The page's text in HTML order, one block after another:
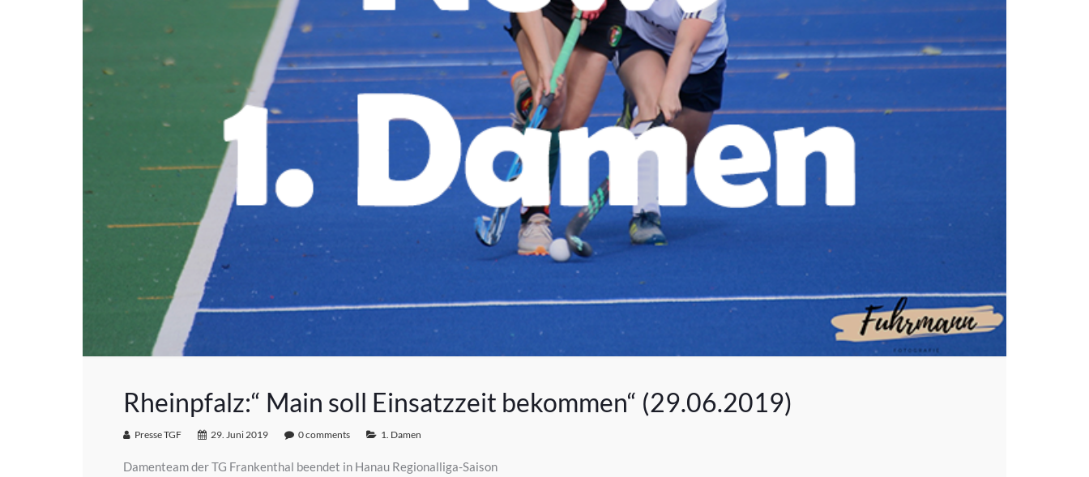
Rheinpfalz:“ Main soll Einsatzzeit bekommen“ (29.06.2019)
Presse TGF 29. Juni 2019 0 comments 1. Damen
Damenteam der TG Frankenthal beendet in Hanau Regionalliga-Saison